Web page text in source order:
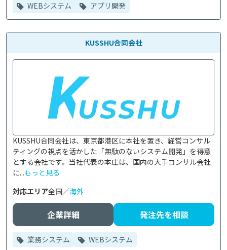
WEBシステム アプリ開発
KUSSHU合同会社
KUSSHU合同会社は、東京都港区に本社を置き、経営コンサル
ティングの視点を活かした「無駄のないシステム開発」を得意
とする会社です。当社代表の本庄は、国内の大手コンサル会社
に...もっと見る
対応エリア全国／海外
企業詳細 発注先を相談
業務システム WEBシステム